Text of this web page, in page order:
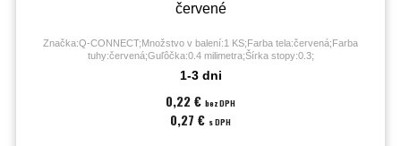
červené
Značka:Q-CONNECT;Množstvo v balení:1 KS;Farba tela:červená;Farba
tuhy:červená;Guľôčka:0.4 milimetra;Šírka stopy:0.3;
1-3 dni
0,22 € bez DPH
0,27 € s DPH